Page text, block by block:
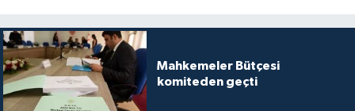
Mahkemeler Bütçesi
komiteden geçti